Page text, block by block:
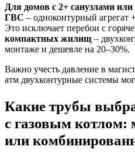
Для домов с 2+ санузлами
ГВС – одноконтурный агрегат
Это исключает перебои с
компактных жилищ –
монтаже и дешевле на 20–30%.
Важно учесть давление в
атм двухконтурные системы
Какие трубы
с газовым котлом:
или